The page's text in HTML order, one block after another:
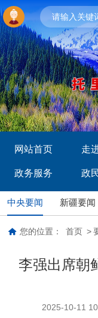
网站首页 走
政务服务 政
中央要闻 新疆要闻
您的位置： 首页 >
李强出席朝
2025-10-11